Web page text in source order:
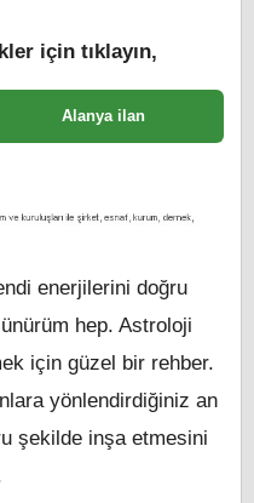
için tıklayın,
Alanya ilan
enerjilerini doğru
hep. Astroloji
için güzel bir rehber.
yönlendirdiğiniz an
şekilde inşa etmesini